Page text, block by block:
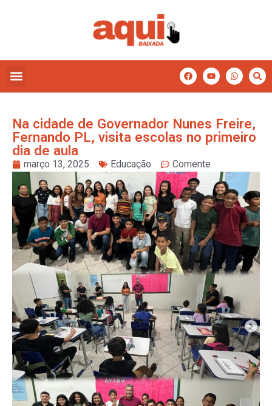
Na cidade de Governador Nunes Freire,
Fernando PL, visita escolas no primeiro
dia de aula
março 13, 2025 Educação Comente